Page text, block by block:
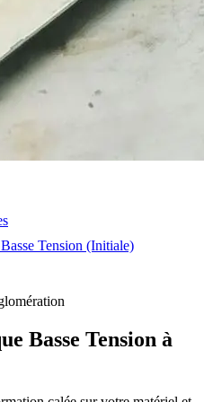
Tension (Initiale)
Basse Tension à